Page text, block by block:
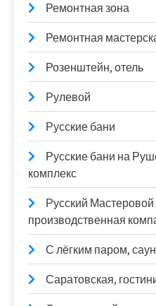
Ремонтная зона
Ремонтная
Розенштейн, отель
Рулевой
Русские бани
Русские бани на
комплекс
Русский Мастеровой
производственная
С лёгким паром,
Саратовская,